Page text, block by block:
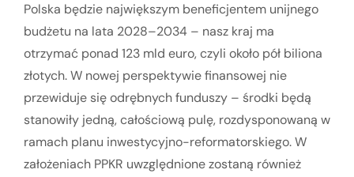
Polska będzie największym beneficjentem unijnego
budżetu na lata 2028–2034 – nasz kraj ma
otrzymać ponad 123 mld euro, czyli około pół biliona
złotych. W nowej perspektywie finansowej nie
przewiduje się odrębnych funduszy – środki będą
stanowiły jedną, całościową pulę, rozdysponowaną w
ramach planu inwestycyjno-reformatorskiego. W
założeniach PPKR uwzględnione zostaną również